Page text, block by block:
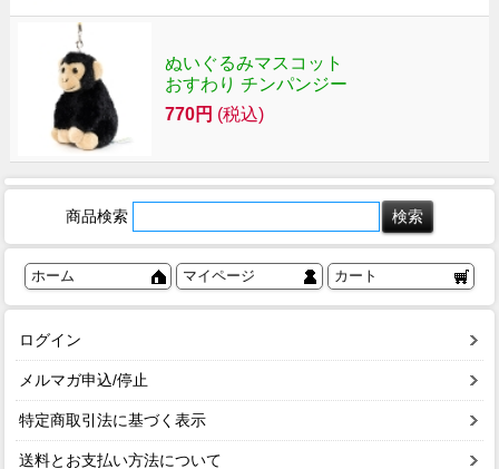
ぬいぐるみマスコット
おすわり チンパンジー
770円 (税込)
商品検索
ホーム マイページ カート
ログイン
メルマガ申込/停止
特定商取引法に基づく表示
送料とお支払い方法について